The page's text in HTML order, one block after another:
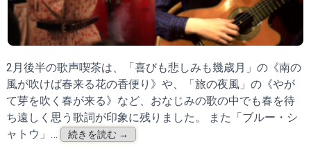
2月後半の歌声喫茶は、「喜びも悲しみも幾歳月」の《南の
風が吹けば春来る花の香便り》や、「旅の夜風」の《やが
て芽を吹く春が来る》など、おなじみの歌の中でも春を待
ち遠しく思う歌詞が印象に残りました。 また「ブルー・シ
ャトウ」…
続きを読む →